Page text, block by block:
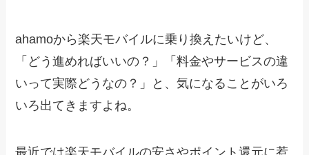
ahamoから楽天モバイルに乗り換えたいけど、
「どう進めればいいの？」「料金やサービスの違
いって実際どうなの？」と、気になることがいろ
いろ出てきますよね。
最近では楽天モバイルの安さやポイント還元に惹